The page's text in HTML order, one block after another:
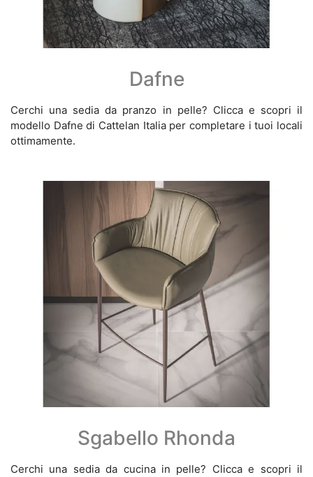
Dafne
Cerchi una sedia da pranzo in pelle? Clicca e scopri il
modello Dafne di Cattelan Italia per completare i tuoi locali
ottimamente.
Sgabello Rhonda
Cerchi una sedia da cucina in pelle? Clicca e scopri il